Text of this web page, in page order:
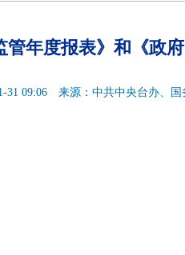
管年度报表》和《政
31 09:06 来源：中共中央台办、国